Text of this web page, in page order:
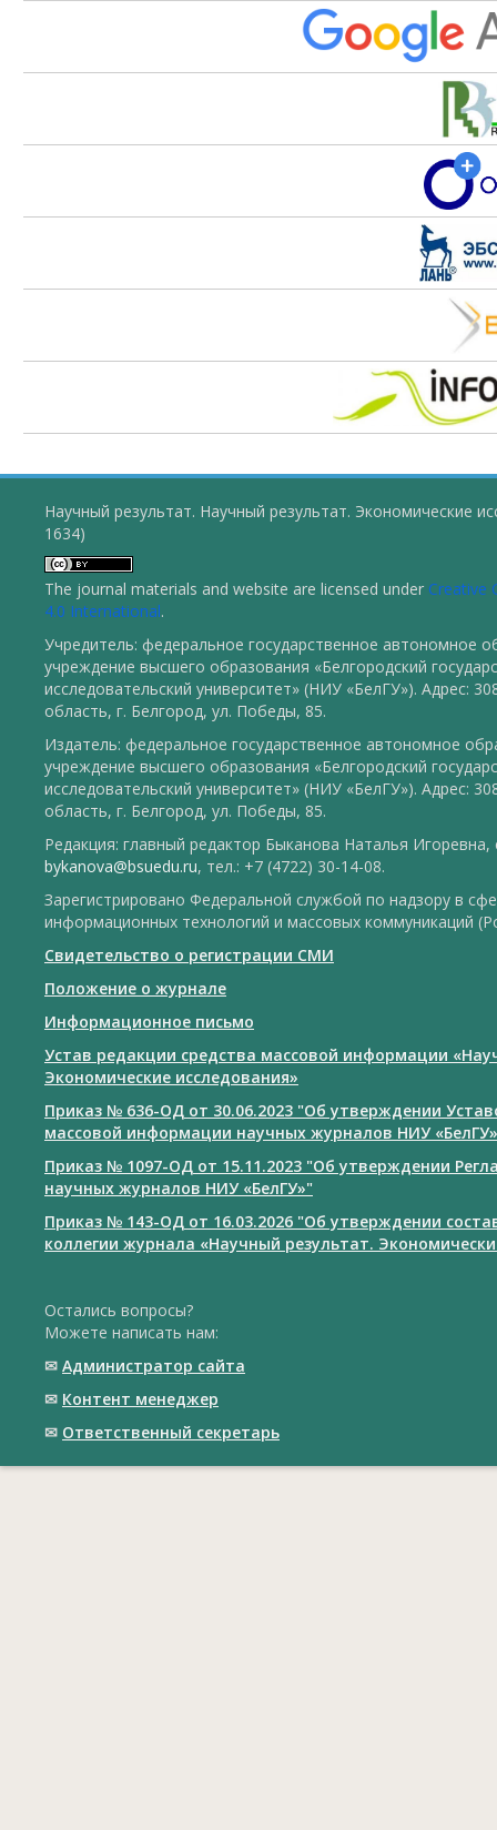
Научный результат. Научный результат. Экономические
1634)
The journal materials and website are licensed under Creative
4.0 International.
Учредитель: федеральное государственное автономное
учреждение высшего образования «Белгородский
исследовательский университет» (НИУ «БелГУ»). Адрес:
область, г. Белгород, ул. Победы, 85.
Издатель: федеральное государственное автономное
учреждение высшего образования «Белгородский
исследовательский университет» (НИУ «БелГУ»). Адрес:
область, г. Белгород, ул. Победы, 85.
Редакция: главный редактор Быканова Наталья Игоревна,
bykanova@bsuedu.ru, тел.: +7 (4722) 30-14-08.
Зарегистрировано Федеральной службой по надзору в
информационных технологий и массовых коммуникаций
Свидетельство о регистрации СМИ
Положение о журнале
Информационное письмо
Устав редакции средства массовой информации
Экономические исследования»
Приказ № 636-ОД от 30.06.2023 "Об утверждении
массовой информации научных журналов НИУ «БелГУ»
Приказ № 1097-ОД от 15.11.2023 "Об утверждении
научных журналов НИУ «БелГУ»"
Приказ № 143-ОД от 16.03.2026 "Об утверждении
коллегии журнала «Научный результат.
Остались вопросы?
Можете написать нам:
✉ Администратор сайта
✉ Контент менеджер
✉ Ответственный cекретарь